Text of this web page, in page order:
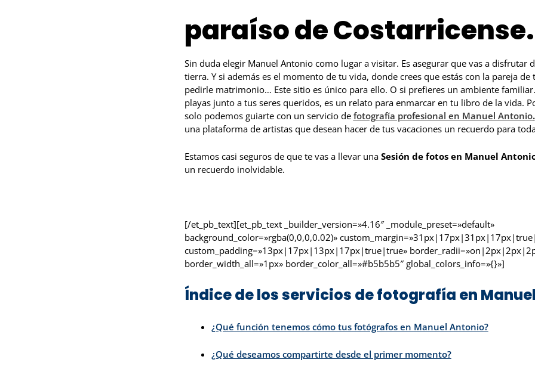
paraíso de
Sin duda elegir Manuel Antonio como lugar a visitar. Es asegurar que vas a disfrutar
tierra. Y si además es el momento de tu vida, donde crees que estás con la pareja de
pedirle matrimonio… Este sitio es único para ello. O si prefieres un ambiente
playas junto a tus seres queridos, es un relato para enmarcar en tu libro de la vida.
solo podemos guiarte con un servicio de fotografía profesional en Manuel Antonio.
una plataforma de artistas que desean hacer de tus vacaciones un recuerdo para
Estamos casi seguros de que te vas a llevar una Sesión de fotos en Manuel
un recuerdo inolvidable.
[/et_pb_text][et_pb_text _builder_version=»4.16″ _module_preset=»default»
background_color=»rgba(0,0,0,0.02)»
custom_padding=»13px|17px|13px|17px|true|true»
border_width_all=»1px» border_color_all=»#b5b5b5″ global_colors_info=»{}»]
Índice de los servicios de fotografía en
¿Qué función tenemos cómo tus fotógrafos en Manuel Antonio?
¿Qué deseamos compartirte desde el primer momento?